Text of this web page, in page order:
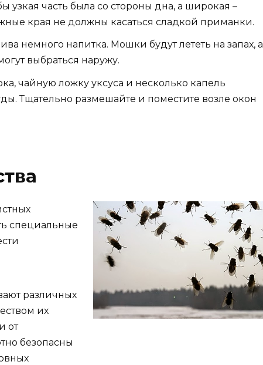
узкая часть была со стороны дна, а широкая –
края не должны касаться сладкой приманки.
немного напитка. Мошки будут лететь на запах, а
выбраться наружу.
чайную ложку уксуса и несколько капель
Тщательно размешайте и поместите возле окон
специальные
различных
их
от
безопасны